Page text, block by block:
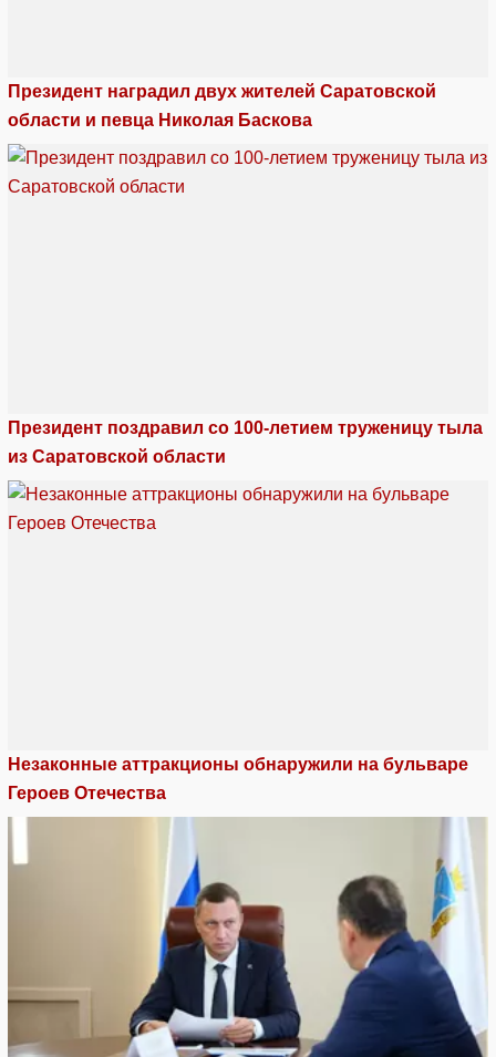
Президент наградил двух жителей Саратовской
области и певца Николая Баскова
Президент поздравил со 100-летием труженицу тыла
из Саратовской области
Незаконные аттракционы обнаружили на бульваре
Героев Отечества